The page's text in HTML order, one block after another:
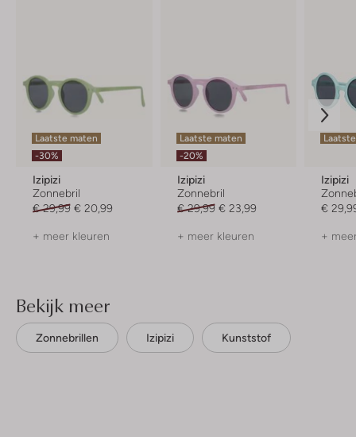
Laatste maten
-30%
Izipizi
Zonnebril
€ 29,99 € 20,99
+ meer kleuren
Laatste maten
-20%
Izipizi
Zonnebril
€ 29,99 € 23,99
+ meer kleuren
Izipizi
€
+
Bekijk meer
Zonnebrillen Izipizi Kunststof